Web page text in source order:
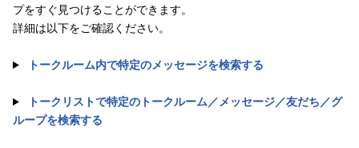
プをすぐ見つけることができます。
詳細は以下をご確認ください。
トークルーム内で特定のメッセージを検索する
トークリストで特定のトークルーム／メッセージ／友だち／グ
ループを検索する